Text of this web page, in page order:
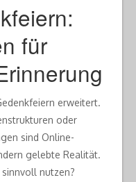
für
erweitert.
oder
sind Online-
gelebte Realität.
nutzen?